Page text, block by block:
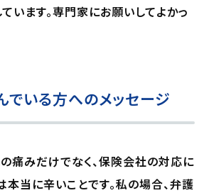
います。専門家にお願いしてよかっ
でいる方へのメッセージ
の痛みだけでなく、保険会社の対応に
当に辛いことです。私の場合、弁護